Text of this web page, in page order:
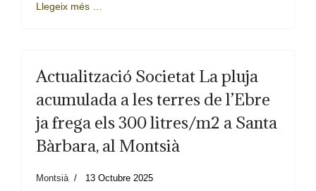
Llegeix més …
Actualització Societat La pluja
acumulada a les terres de l’Ebre
ja frega els 300 litres/m2 a Santa
Bàrbara, al Montsià
Montsià 13 Octubre 2025